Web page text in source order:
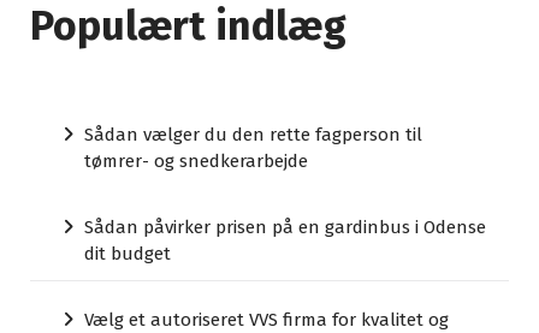
Populært indlæg
Sådan vælger du den rette fagperson til
tømrer- og snedkerarbejde
Sådan påvirker prisen på en gardinbus i Odense
dit budget
Vælg et autoriseret VVS firma for kvalitet og